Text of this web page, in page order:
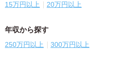
15万円以上 20万円以上
年収から探す
250万円以上 300万円以上